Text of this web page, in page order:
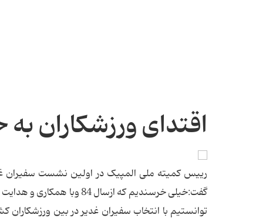
اقتدای ورزشکاران
رییس کمیته ملی المپیک در اولین نشست سفیران
گفت:خیلی خرسندیم که
توانستیم با انتخاب سفیران غدیر در بین